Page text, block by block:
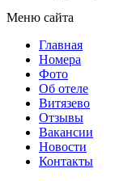
Меню сайта
Главная
Номера
Фото
Об отеле
Витязево
Отзывы
Вакансии
Новости
Контакты